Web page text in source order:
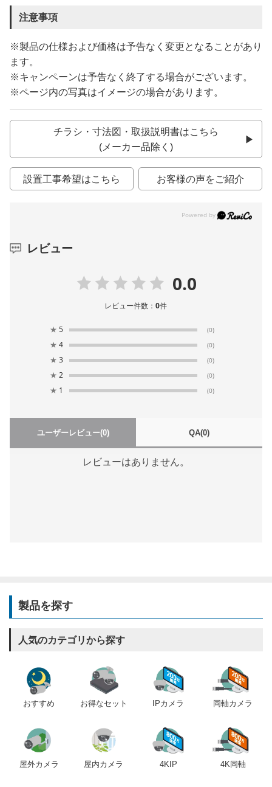
注意事項
※製品の仕様および価格は予告なく変更となることがあり
ます。
※キャンペーンは予告なく終了する場合がございます。
※ページ内の写真はイメージの場合があります。
チラシ・寸法図・取扱説明書はこちら
(メーカー品除く)
設置工事希望はこちら お客様の声をご紹介
レビュー
0.0
レビュー件数：0件
★ 5 (0)
★ 4 (0)
★ 3 (0)
★ 2 (0)
★ 1 (0)
ユーザーレビュー(0) QA(0)
レビューはありません。
製品を探す
人気のカテゴリから探す
おすすめ お得なセット IPカメラ 同軸カメラ
屋外カメラ 屋内カメラ 4KIP 4K同軸